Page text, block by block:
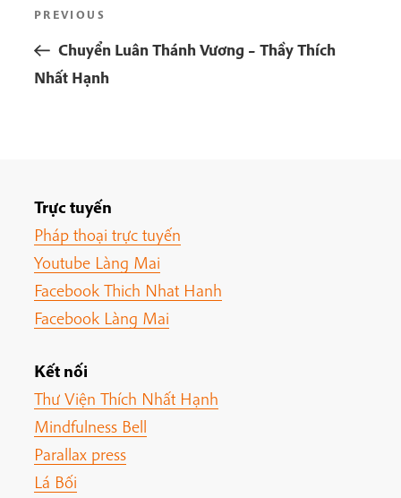
Previous
Post
PREVIOUS
Chuyển Luân Thánh Vương – Thầy Thích
Nhất Hạnh
Trực tuyến
Pháp thoại trực tuyến
Youtube Làng Mai
Facebook Thich Nhat Hanh
Facebook Làng Mai
Kết nối
Thư Viện Thích Nhất Hạnh
Mindfulness Bell
Parallax press
Lá Bối